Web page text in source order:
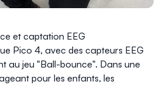
et captation EEG
Pico 4, avec des capteurs EEG
au jeu "Ball-bounce". Dans une
pour les enfants, les